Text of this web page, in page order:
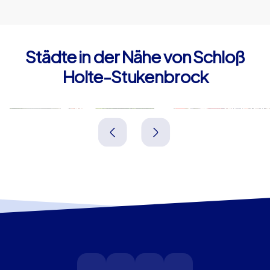
Städte in der Nähe von Schloß
Holte-Stukenbrock
Verl
Deutschland
Bielefeld